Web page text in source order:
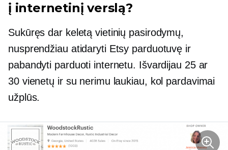
į internetinį verslą?
Sukūręs dar keletą vietinių pasirodymų,
nusprendžiau atidaryti Etsy parduotuvę ir
pabandyti parduoti internetu. Išvardijau 25 ar
30 vienetų ir su nerimu laukiau, kol pardavimai
užplūs.